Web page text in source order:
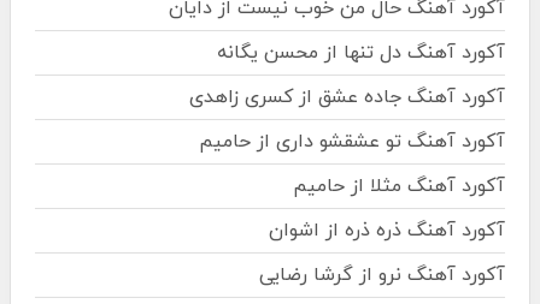
آکورد آهنگ حال من خوب نیست از دایان
آکورد آهنگ دل تنها از محسن یگانه
آکورد آهنگ جاده عشق از کسری زاهدی
آکورد آهنگ تو عشقشو داری از حامیم
آکورد آهنگ مثلا از حامیم
آکورد آهنگ ذره ذره از اشوان
آکورد آهنگ نرو از گرشا رضایی